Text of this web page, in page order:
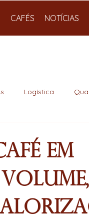
CAFÉS NOTÍCIAS
Logística
em